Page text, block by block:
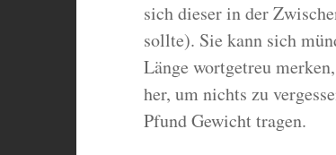
sich dieser in der
sollte). Sie kann sich
Länge wortgetreu
her, um nichts zu
Pfund Gewicht tragen.